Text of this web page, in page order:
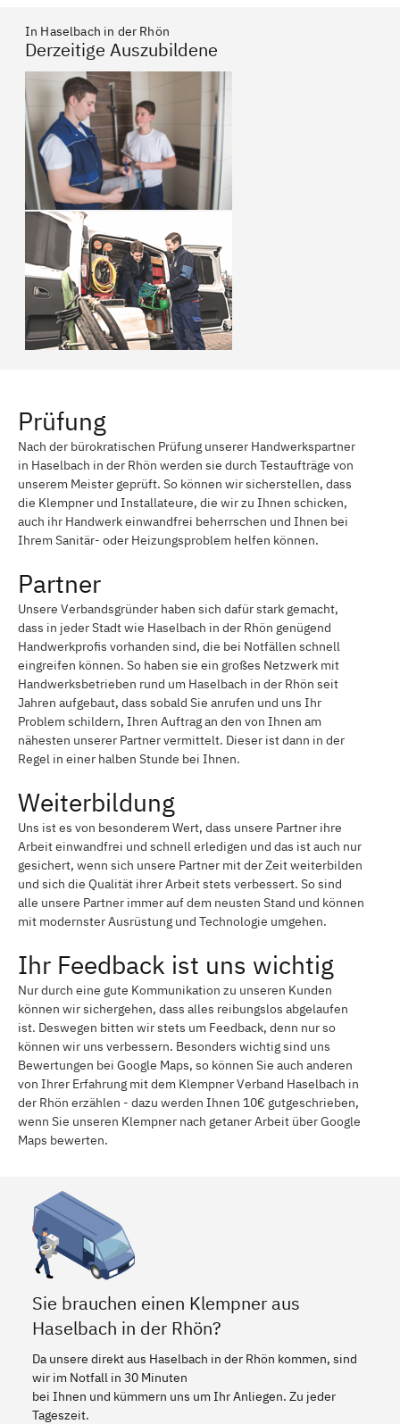
In Haselbach in der Rhön
Derzeitige Auszubildene
Prüfung
Nach der bürokratischen Prüfung unserer Handwerkspartner
in Haselbach in der Rhön werden sie durch Testaufträge von
unserem Meister geprüft. So können wir sicherstellen, dass
die Klempner und Installateure, die wir zu Ihnen schicken,
auch ihr Handwerk einwandfrei beherrschen und Ihnen bei
Ihrem Sanitär- oder Heizungsproblem helfen können.
Partner
Unsere Verbandsgründer haben sich dafür stark gemacht,
dass in jeder Stadt wie Haselbach in der Rhön genügend
Handwerkprofis vorhanden sind, die bei Notfällen schnell
eingreifen können. So haben sie ein großes Netzwerk mit
Handwerksbetrieben rund um Haselbach in der Rhön seit
Jahren aufgebaut, dass sobald Sie anrufen und uns Ihr
Problem schildern, Ihren Auftrag an den von Ihnen am
nähesten unserer Partner vermittelt. Dieser ist dann in der
Regel in einer halben Stunde bei Ihnen.
Weiterbildung
Uns ist es von besonderem Wert, dass unsere Partner ihre
Arbeit einwandfrei und schnell erledigen und das ist auch nur
gesichert, wenn sich unsere Partner mit der Zeit weiterbilden
und sich die Qualität ihrer Arbeit stets verbessert. So sind
alle unsere Partner immer auf dem neusten Stand und können
mit modernster Ausrüstung und Technologie umgehen.
Ihr Feedback ist uns wichtig
Nur durch eine gute Kommunikation zu unseren Kunden
können wir sichergehen, dass alles reibungslos abgelaufen
ist. Deswegen bitten wir stets um Feedback, denn nur so
können wir uns verbessern. Besonders wichtig sind uns
Bewertungen bei Google Maps, so können Sie auch anderen
von Ihrer Erfahrung mit dem Klempner Verband Haselbach in
der Rhön erzählen - dazu werden Ihnen 10€ gutgeschrieben,
wenn Sie unseren Klempner nach getaner Arbeit über Google
Maps bewerten.
Sie brauchen einen Klempner aus
Haselbach in der Rhön?
Da unsere direkt aus Haselbach in der Rhön kommen, sind
wir im Notfall in 30 Minuten
bei Ihnen und kümmern uns um Ihr Anliegen. Zu jeder
Tageszeit.